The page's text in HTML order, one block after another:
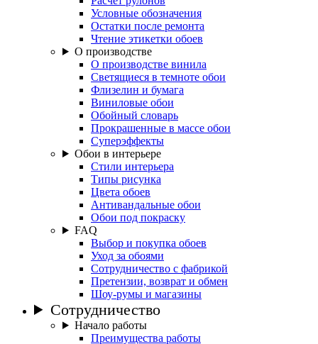
Условные обозначения
Остатки после ремонта
Чтение этикетки обоев
О производстве
О производстве винила
Светящиеся в темноте обои
Флизелин и бумага
Виниловые обои
Обойный словарь
Прокрашенные в массе обои
Суперэффекты
Обои в интерьере
Стили интерьера
Типы рисунка
Цвета обоев
Антивандальные обои
Обои под покраску
FAQ
Выбор и покупка обоев
Уход за обоями
Сотрудничество с фабрикой
Претензии, возврат и обмен
Шоу-румы и магазины
Сотрудничество
Начало работы
Преимущества работы